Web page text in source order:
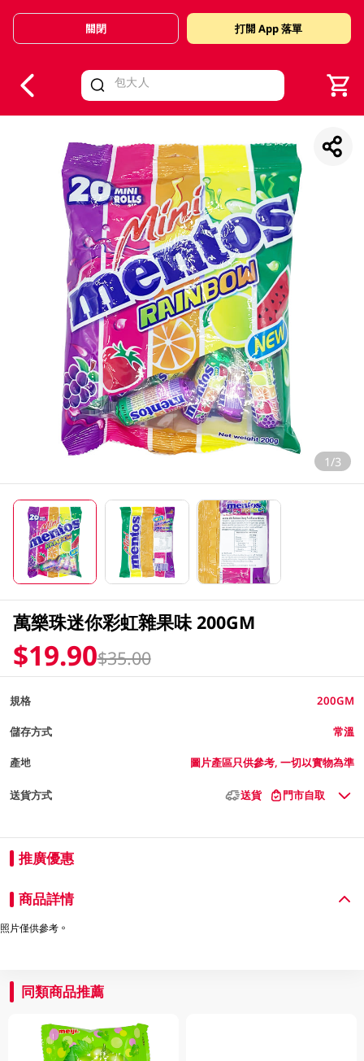
Valid Until 30 June 2026
關閉 打開 App 落單
1/3
萬樂珠迷你彩虹雜果味 200GM
$19.90$35.00
規格 200GM
儲存方式 常溫
產地 圖片產區只供參考, 一切以實物為準
送貨方式 送貨 門市自取
推廣優惠
商品詳情
照片僅供參考。
同類商品推薦